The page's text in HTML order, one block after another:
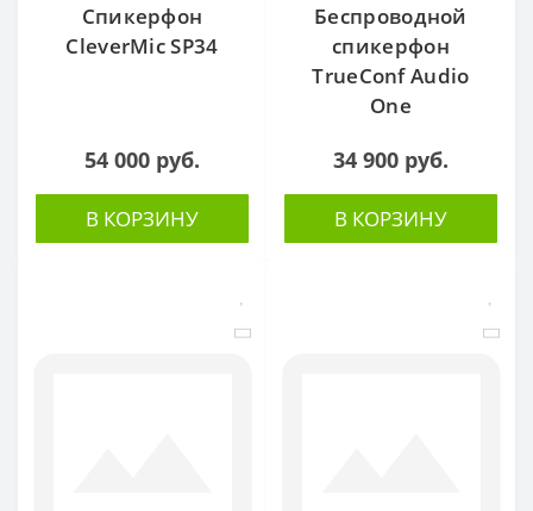
Спикерфон
CleverMic SP34
54 000 руб.
В КОРЗИНУ
Беспроводной
спикерфон
TrueConf Audio
One
34 900 руб.
В КОРЗИНУ